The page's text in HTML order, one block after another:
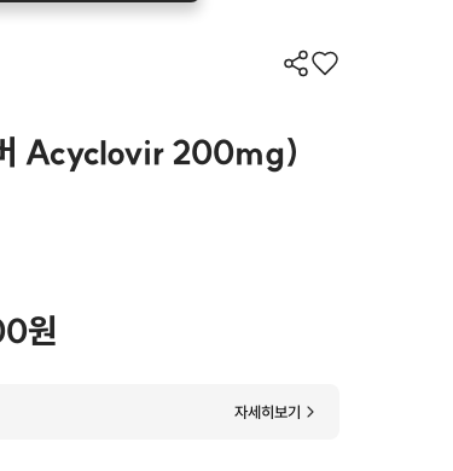
Acyclovir 200mg)
원
자세히보기